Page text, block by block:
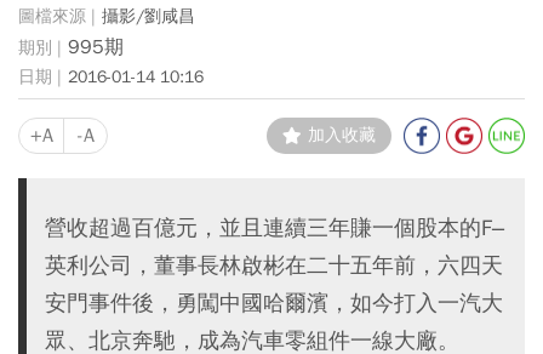
攝影/劉咸昌
995期
2016-01-14 10:16
+A -A 加入收藏
營收超過百億元，並且連續三年賺一個股本的F–
英利公司，董事長林啟彬在二十五年前，六四天
安門事件後，勇闖中國哈爾濱，如今打入一汽大
眾、北京奔馳，成為汽車零組件一線大廠。